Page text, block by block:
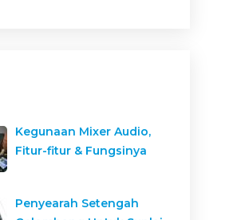
Kegunaan Mixer Audio,
Fitur-fitur & Fungsinya
Penyearah Setengah